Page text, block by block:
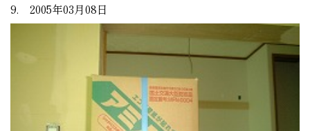
9. 2005年03月08日